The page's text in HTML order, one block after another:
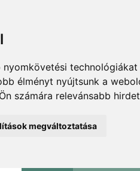
élményt nyújtsunk a
számára relevánsabb
megváltoztatása